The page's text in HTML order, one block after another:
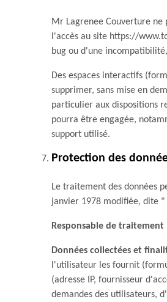
Mr Lagrenee Couverture
l'accès au site https://
bug ou d'une
Des espaces interactifs
supprimer, sans mise en
particulier aux dispositions
pourra être engagée,
support utilisé.
Protection des
Le traitement des données
janvier 1978 modifiée, dite
Responsable de traitement
Données collectées et
l'utilisateur les fournit
(adresse IP, fournisseur
demandes des utilisateurs,